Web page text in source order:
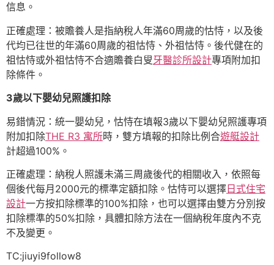
信息。
正確處理：被贍養人是指納稅人年滿60周歲的怙恃，以及後
代均已往世的年滿60周歲的祖怙恃、外祖怙恃。後代健在的
祖怙恃或外祖怙恃不合適贍養白叟 牙醫診所設計專項附加扣
除條件。
3歲以下嬰幼兒照護扣除
易錯情況：統一嬰幼兒，怙恃在填報3歲以下嬰幼兒照護專項
附加扣除THE R3 寓所時，雙方填報的扣除比例合遊艇設計
計超過100%。
正確處理：納稅人照護未滿三周歲後代的相關收入，依照每
個後代每月2000元的標準定額扣除。怙恃可以選擇日式住宅
設計一方按扣除標準的100%扣除，也可以選擇由雙方分別按
扣除標準的50%扣除，具體扣除方法在一個納稅年度內不克
不及變更。
TC:jiuyi9follow8